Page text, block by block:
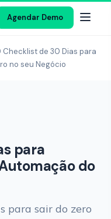
Agendar Demo
Checklist de 30 Dias para
no seu Negócio
para
do
para sair do zero